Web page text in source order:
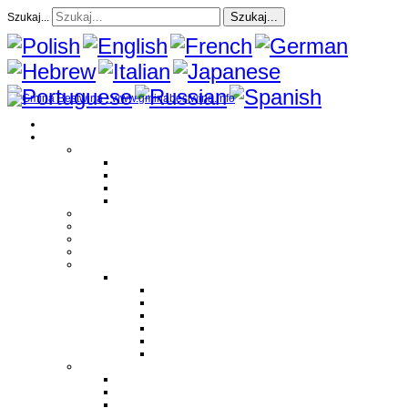
Szukaj... Szukaj...